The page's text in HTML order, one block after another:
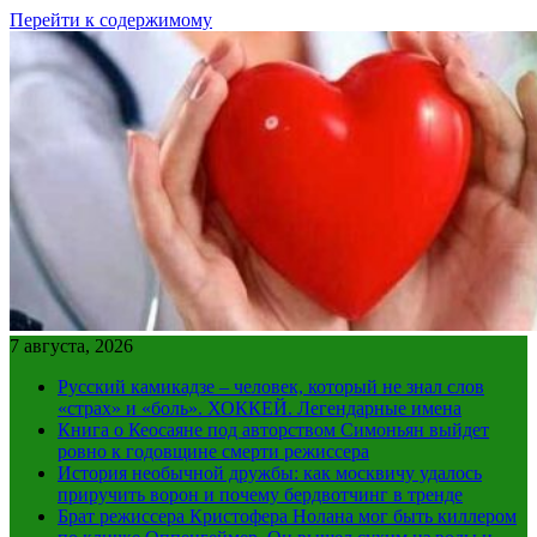
Перейти к содержимому
7 августа, 2026
Русский камикадзе – человек, который не знал слов
«страх» и «боль». ХОККЕЙ. Легендарные имена
Книга о Кеосаяне под авторством Симоньян выйдет
ровно к годовщине смерти режиссера
История необычной дружбы: как москвичу удалось
приручить ворон и почему бердвотчинг в тренде
Брат режиссера Кристофера Нолана мог быть киллером